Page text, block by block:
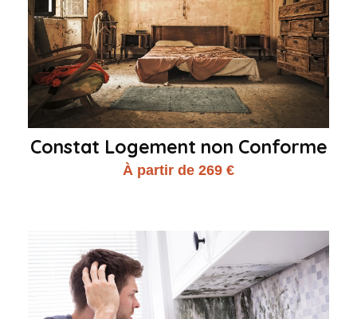
Constat Logement non Conforme
À partir de 269 €